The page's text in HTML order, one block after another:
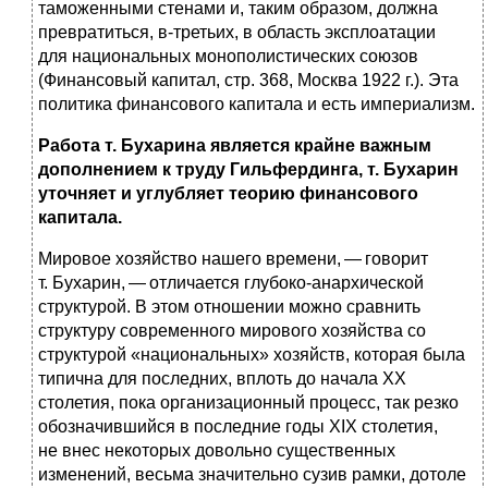
таможенными стенами и, таким образом, должна
превратиться, в-третьих, в область эксплоатации
для национальных монополистических союзов
(Финансовый капитал, стр. 368, Москва 1922 г.). Эта
политика финансового капитала и есть империализм.
Работа т. Бухарина является крайне важным
дополнением к труду Гильфердинга, т. Бухарин
уточняет и углубляет теорию финансового
капитала.
Мировое хозяйство нашего времени, — говорит
т. Бухарин, — отличается глубоко-анархической
структурой. В этом отношении можно сравнить
структуру современного мирового хозяйства со
структурой «национальных» хозяйств, которая была
типична для последних, вплоть до начала XX
столетия, пока организационный процесс, так резко
обозначившийся в последние годы XIX столетия,
не внес некоторых довольно существенных
изменений, весьма значительно сузив рамки, дотоле